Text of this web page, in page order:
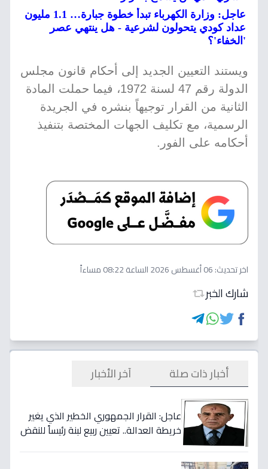
عاجل: وزارة الكهرباء تبدأ خطوة جبارة… 1.1 مليون
عداد كودي يتحولون لشرعية - هل ينتهي عصر
'الخفاء'؟
ويستند التعيين الجديد إلى أحكام قانون مجلس
الدولة رقم 47 لسنة 1972، فيما حملت المادة
الثانية من القرار توجيهاً بنشره في الجريدة
الرسمية، مع تكليف الجهات المختصة بتنفيذ
أحكامه على الفور.
اخر تحديث:06 أغسطس 2026 الساعة 08:22 مساءاً
شارك الخبر
أخبار ذات صلة آخر الأخبار
عاجل: القرار الجمهوري الخطير الذي يغير
خريطة العدالة.. تعيين ربيع لبنة رئيساً للنقض